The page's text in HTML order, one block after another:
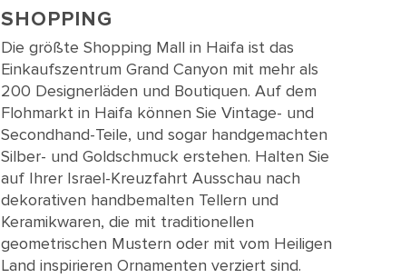
SHOPPING
Die größte Shopping Mall in Haifa ist das
Einkaufszentrum Grand Canyon mit mehr als
200 Designerläden und Boutiquen. Auf dem
Flohmarkt in Haifa können Sie Vintage- und
Secondhand-Teile, und sogar handgemachten
Silber- und Goldschmuck erstehen. Halten Sie
auf Ihrer Israel-Kreuzfahrt Ausschau nach
dekorativen handbemalten Tellern und
Keramikwaren, die mit traditionellen
geometrischen Mustern oder mit vom Heiligen
Land inspirieren Ornamenten verziert sind.